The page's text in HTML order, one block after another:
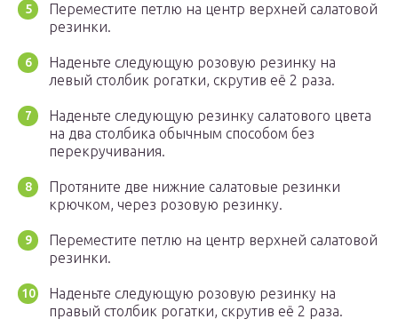
Переместите петлю на центр верхней салатовой
резинки.
Наденьте следующую розовую резинку на
левый столбик рогатки, скрутив её 2 раза.
Наденьте следующую резинку салатового цвета
на два столбика обычным способом без
перекручивания.
Протяните две нижние салатовые резинки
крючком, через розовую резинку.
Переместите петлю на центр верхней салатовой
резинки.
Наденьте следующую розовую резинку на
правый столбик рогатки, скрутив её 2 раза.